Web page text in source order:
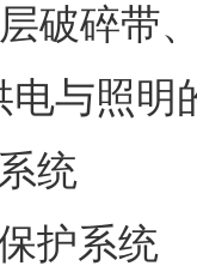
破碎带
与照明
统
护系统